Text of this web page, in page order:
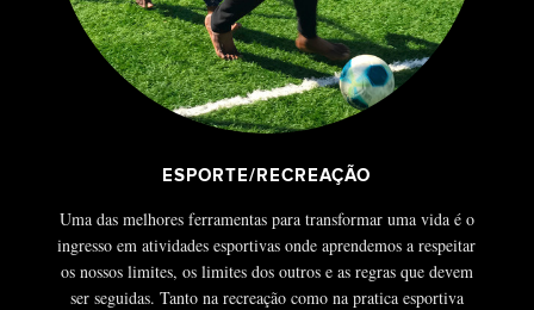
ESPORTE/RECREAÇÃO
Uma das melhores ferramentas para transformar uma vida é o
ingresso em atividades esportivas onde aprendemos a respeitar
os nossos limites, os limites dos outros e as regras que devem
ser seguidas. Tanto na recreação como na pratica esportiva